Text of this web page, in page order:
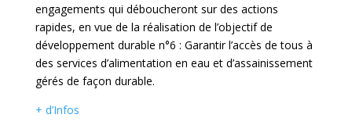
engagements qui déboucheront sur des actions
rapides, en vue de la réalisation de l’objectif de
développement durable n°6 : Garantir l’accès de tous à
des services d’alimentation en eau et d’assainissement
gérés de façon durable.
+ d’Infos